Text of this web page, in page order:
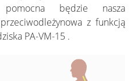
pomocna będzie nasza
z funkcją
PA-VM-15 .